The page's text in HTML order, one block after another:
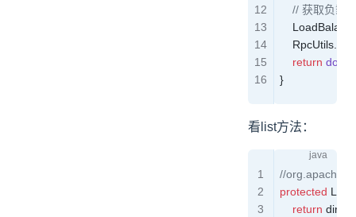
// 获取负载
    RpcUtils
.
    return
}
看list方法：
//
protected List
    return